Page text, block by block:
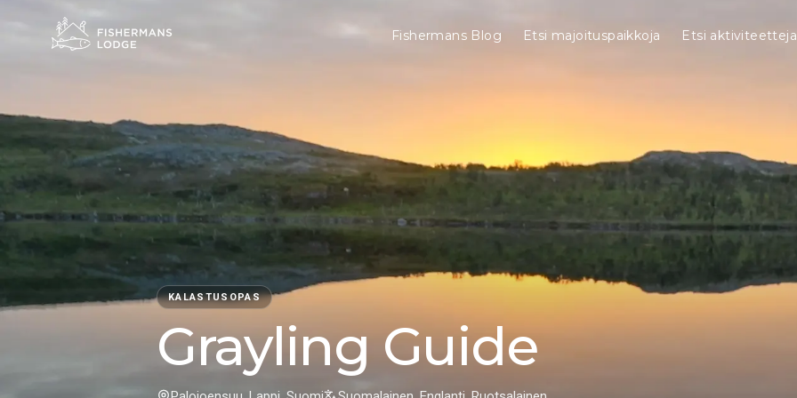
Fishermans Blog Etsi majoituspaikkoja Etsi aktiviteetteja
KALASTUSOPAS
Grayling Guide